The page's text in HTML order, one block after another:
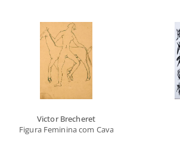
Victor Brecheret
Figura Feminina com Cavalo